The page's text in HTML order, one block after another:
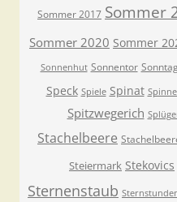
Sommer 2017 Sommer
Sommer 2020 Sommer
Sonnenhut Sonnentor
Speck Spiele Spinat
Spitzwegerich
Stachelbeere
Steiermark Stekovics
Sternenstaub